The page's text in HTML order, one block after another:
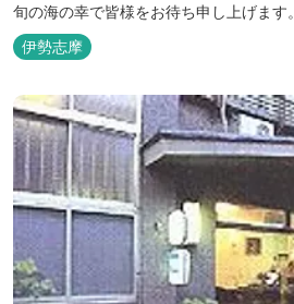
旬の海の幸で皆様をお待ち申し上げます。
伊勢志摩